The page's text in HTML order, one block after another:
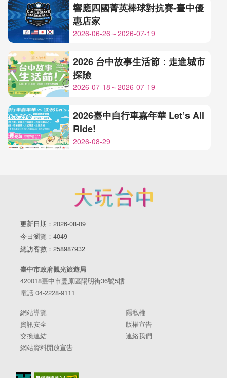
響應四國菁英棒球對抗賽-臺中優
惠店家
2026-06-26～2026-07-19
2026 台中故事生活節：走進城市
探險
2026-07-18～2026-07-19
2026臺中自行車嘉年華 Let’s All
Ride!
2026-08-29
更新日期：2026-08-09
今日瀏覽：4049
總訪客數：258987932
臺中市政府觀光旅遊局
420018臺中市豐原區陽明街36號5樓
電話 04-2228-9111
網站導覽
隱私權
資訊安全
版權宣告
交換連結
連絡我們
網站資料開放宣告